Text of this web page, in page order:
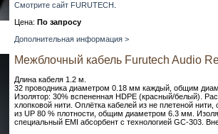
Смотрите сайт FURUTECH
Цена: По запросу
Дополнительная информация >
Межблочный кабель Furutech Audio
Длина кабеля 1.2 м.
32 проводника диаметром 0.18 мм каждый, общим
Изолятор: 30% вспененная HDPE (красный/белый).
хлопковой нити. Оплётка кабелей из не плетеной
из UP 80 % плотности, общим диаметром 6.3 мм.
специальный EMI абсорбент с технологией GC-303.